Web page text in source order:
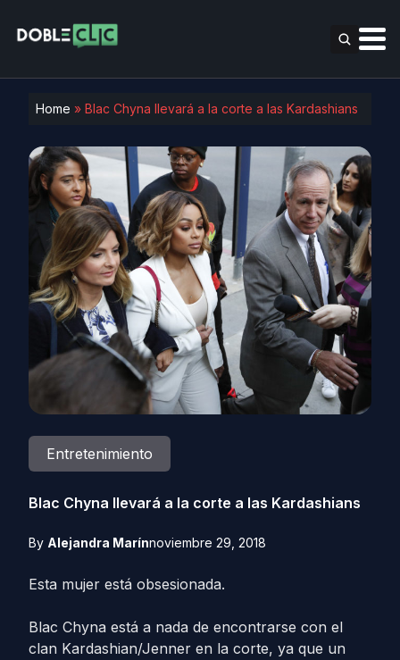
Home » Blac Chyna llevará a la corte a las Kardashians
Entretenimiento
Blac Chyna llevará a la corte a las Kardashians
By Alejandra Marínnoviembre 29, 2018
Esta mujer está obsesionada.
Blac Chyna está a nada de encontrarse con el
clan Kardashian/Jenner en la corte, ya que un